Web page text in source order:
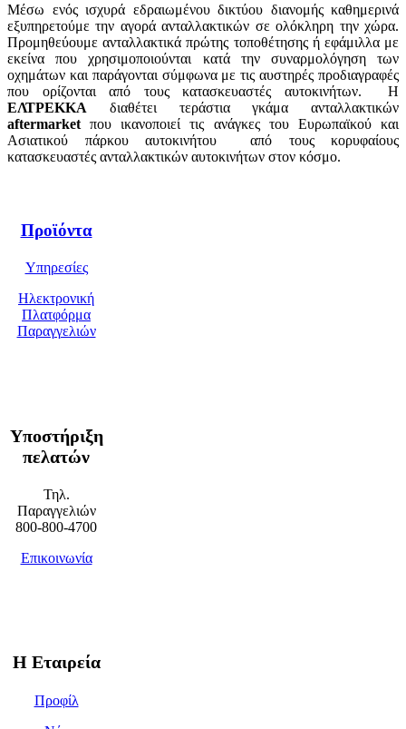
Μέσω ενός ισχυρά εδραιωμένου δικτύου διανομής καθημερινά
εξυπηρετούμε την αγορά ανταλλακτικών σε ολόκληρη την χώρα.
Προμηθεύουμε ανταλλακτικά πρώτης τοποθέτησης ή εφάμιλλα με
εκείνα που χρησιμοποιούνται κατά την συναρμολόγηση των
οχημάτων και παράγονται σύμφωνα με τις αυστηρές προδιαγραφές
που ορίζονται από τους κατασκευαστές αυτοκινήτων. Η
ΕΛΤΡΕΚΚΑ διαθέτει τεράστια γκάμα ανταλλακτικών
aftermarket που ικανοποιεί τις ανάγκες του Ευρωπαϊκού και
Ασιατικού πάρκου αυτοκινήτου από τους κορυφαίους
κατασκευαστές ανταλλακτικών αυτοκινήτων στον κόσμο.
Προϊόντα
Υπηρεσίες
Ηλεκτρονική
Πλατφόρμα
Παραγγελιών
Υποστήριξη
πελατών
Τηλ.
Παραγγελιών
800-800-4700
Επικοινωνία
Η Εταιρεία
Προφίλ